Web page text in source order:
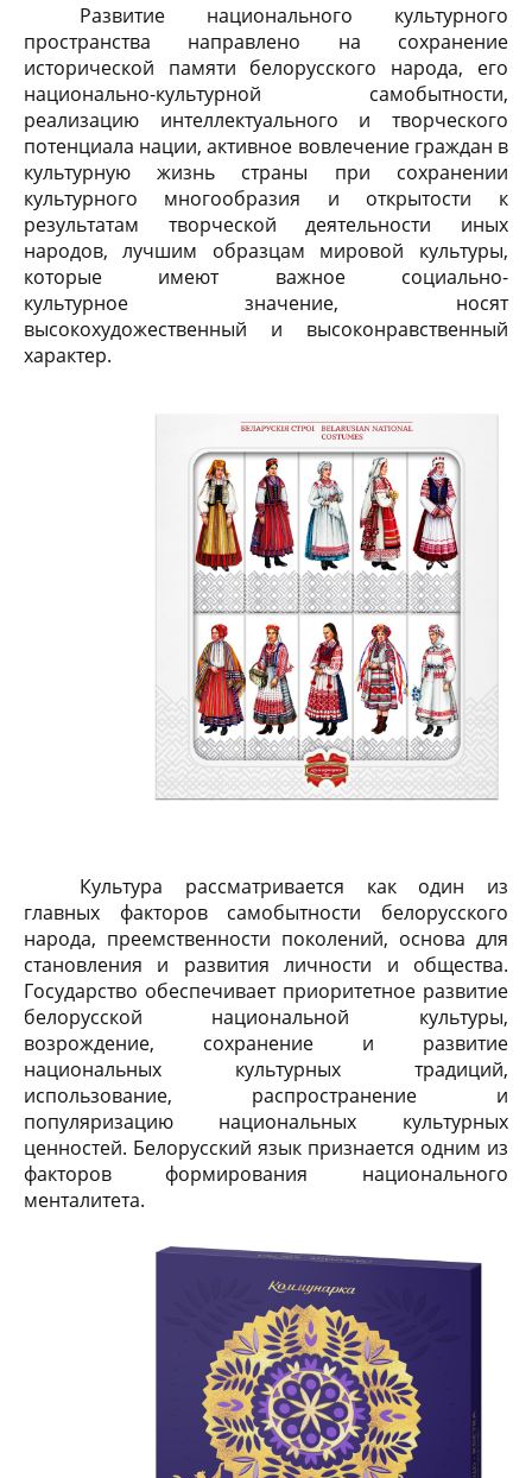
Развитие национального культурного
пространства направлено на сохранение
исторической памяти белорусского народа, его
национально-культурной самобытности,
реализацию интеллектуального и творческого
потенциала нации, активное вовлечение граждан в
культурную жизнь страны при сохранении
культурного многообразия и открытости к
результатам творческой деятельности иных
народов, лучшим образцам мировой культуры,
которые имеют важное социально-
культурное
значение, носят
высокохудожественный и высоконравственный
характер.
Культура рассматривается как один из
главных факторов самобытности белорусского
народа, преемственности поколений, основа для
становления и развития личности и общества.
Государство обеспечивает приоритетное развитие
белорусской национальной культуры,
возрождение, сохранение и развитие
национальных культурных традиций,
использование, распространение и
популяризацию национальных культурных
ценностей. Белорусский язык признается одним из
факторов формирования национального
менталитета.